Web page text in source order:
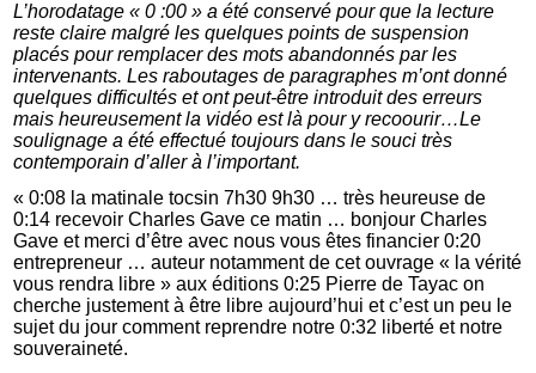
L’horodatage « 0 :00 » a été conservé pour que la lecture
reste claire malgré les quelques points de suspension
placés pour remplacer des mots abandonnés par les
intervenants. Les raboutages de paragraphes m’ont donné
quelques difficultés et ont peut-être introduit des erreurs
mais heureusement la vidéo est là pour y recoourir…Le
soulignage a été effectué toujours dans le souci très
contemporain d’aller à l’important.
« 0:08 la matinale tocsin 7h30 9h30 … très heureuse de
0:14 recevoir Charles Gave ce matin … bonjour Charles
Gave et merci d’être avec nous vous êtes financier 0:20
entrepreneur … auteur notamment de cet ouvrage « la vérité
vous rendra libre » aux éditions 0:25 Pierre de Tayac on
cherche justement à être libre aujourd’hui et c’est un peu le
sujet du jour comment reprendre notre 0:32 liberté et notre
souveraineté.